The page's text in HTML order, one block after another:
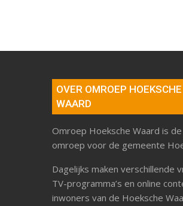
OVER OMROEP HOEKSCHE
WAARD
Omroep Hoeksche Waard is
omroep voor de gemeente
Dagelijks maken verschillende
TV-programma’s en online
inwoners van de Hoeksche